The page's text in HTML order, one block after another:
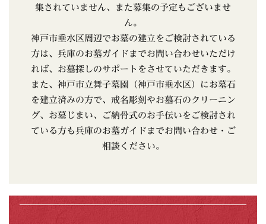
集されていません、また募集の予定もございませ
ん。
神戸市垂水区周辺でお墓の建立をご検討されている
方は、兵庫のお墓ガイドまでお問い合わせいただけ
れば、お墓探しのサポートをさせていただきます。
また、神戸市立舞子墓園（神戸市垂水区）にお墓石
を建立済みの方で、戒名彫刻やお墓石のクリーニン
グ、お墓じまい、ご納骨式のお手伝いをご検討され
ている方も兵庫のお墓ガイドまでお問い合わせ・ご
相談ください。